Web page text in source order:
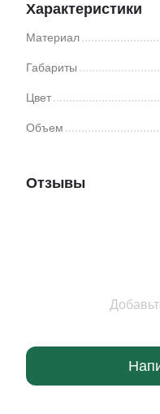
Характеристики
Материал
Габариты
Цвет
Объем
Отзывы